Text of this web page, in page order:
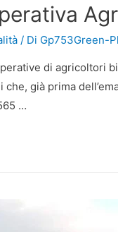
/ Di Gp753Green-
di agricoltori
che, già prima
…